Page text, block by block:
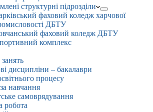
структурні підрозділи
фаховий коледж харчової
ДБТУ
фаховий коледж ДБТУ
комплекс
дисципліни – бакалаври
процесу
навчання
самоврядування
робота